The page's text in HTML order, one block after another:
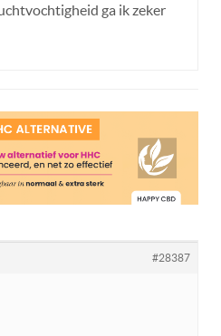
ga ik zeker
#28387